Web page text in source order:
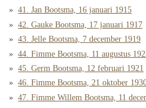
41. Jan Bootsma, 16 januari 1915
42. Gauke Bootsma, 17 januari 1917
43. Jelle Bootsma, 7 december 1919
44. Fimme Bootsma, 11 augustus
45. Germ Bootsma, 12 februari 1921
46. Fimme Bootsma, 21 oktober
47. Fimme Willem Bootsma, 11